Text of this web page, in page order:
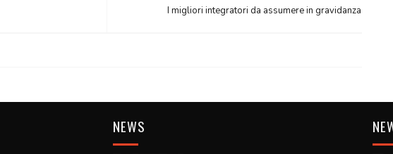
I migliori integratori da assumere in gravidanza
NEWS